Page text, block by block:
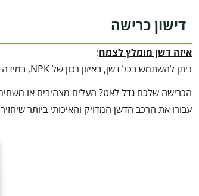
דישון כרישה
איזה דשן מומלץ לצמח:
ניתן להשתמש בכל דשן, באיזון נכון של NPK, במידה ומגדלים עבור העלים אפשר דשן על בסיס גדול של חנקן גם בפקעת היא סוג של שכבות עלים מעובות
הכרישה שלכם גדל לאט? העלים מצהיבים או
עבורו את הרכב הדשן המדויק והאיכותי ביותר